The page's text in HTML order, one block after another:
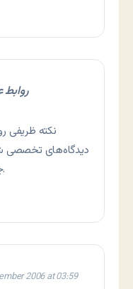
نکته ظريفی
ديدگاه‌های تخصصی
جای بسی تحسين دارد.
2006 at 03:59